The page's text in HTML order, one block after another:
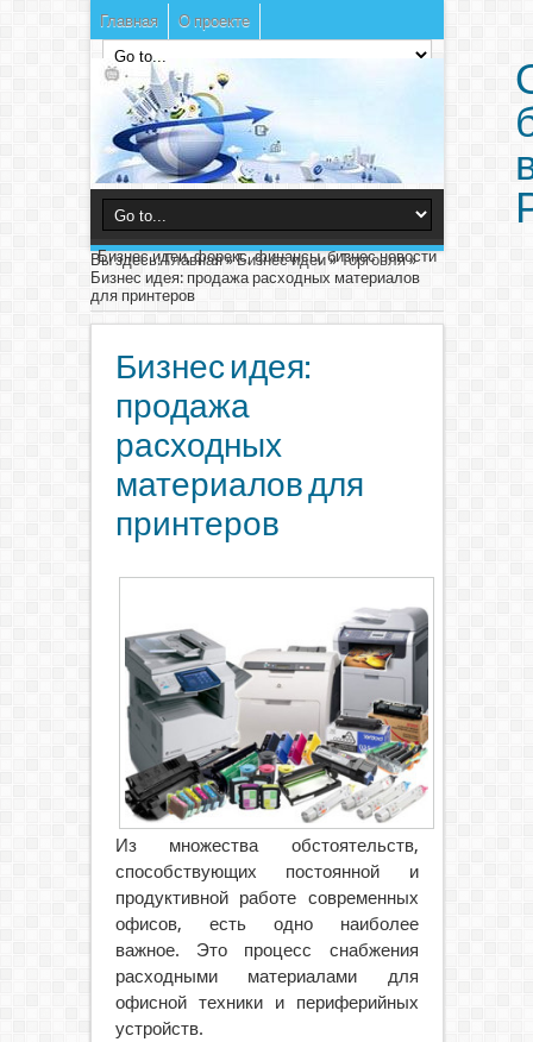
Главная О проекте
Бизнес идеи, форекс, финансы, бизнес новости
Вы здесь:Главная»Бизнес идеи»Торговля»
Бизнес идея: продажа расходных материалов
для принтеров
Бизнес идея:
продажа
расходных
материалов для
принтеров
Из множества обстоятельств,
способствующих постоянной и
продуктивной работе современных
офисов, есть одно наиболее
важное. Это процесс снабжения
расходными материалами для
офисной техники и периферийных
устройств.